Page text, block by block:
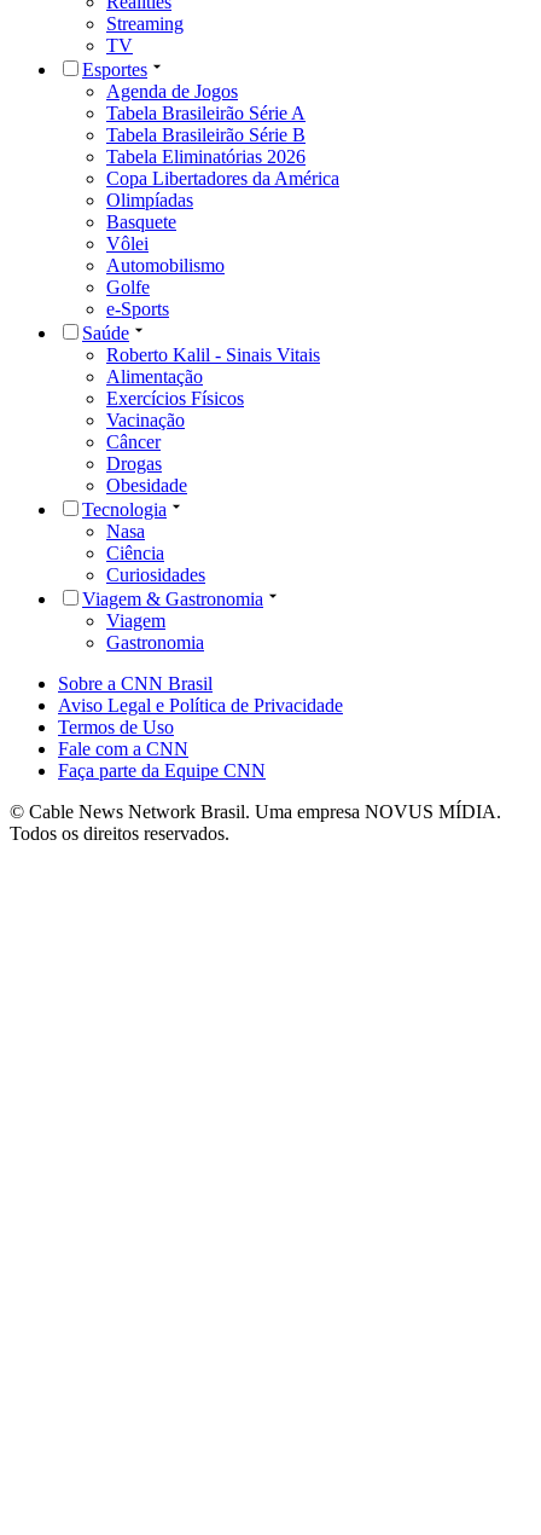
Streaming
TV
Esportes
Agenda de Jogos
Tabela Brasileirão Série A
Tabela Brasileirão Série B
Tabela Eliminatórias 2026
Copa Libertadores da América
Olimpíadas
Basquete
Vôlei
Automobilismo
Golfe
e-Sports
Saúde
Roberto Kalil - Sinais Vitais
Alimentação
Exercícios Físicos
Vacinação
Câncer
Drogas
Obesidade
Tecnologia
Nasa
Ciência
Curiosidades
Viagem & Gastronomia
Viagem
Gastronomia
Sobre a CNN Brasil
Aviso Legal e Política de Privacidade
Termos de Uso
Fale com a CNN
Faça parte da Equipe CNN
© Cable News Network Brasil. Uma empresa NOVUS MÍDIA.
Todos os direitos reservados.